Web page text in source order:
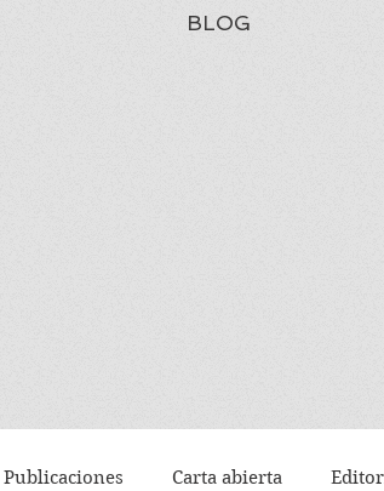
BLOG
Publicaciones Carta abierta